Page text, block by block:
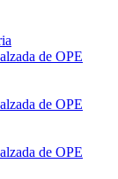
de OPE
de OPE
de OPE